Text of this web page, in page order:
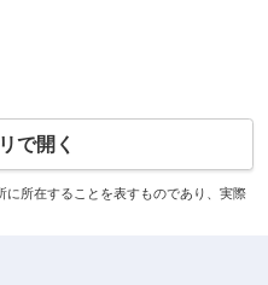
で開く
所在することを表すものであり、実際